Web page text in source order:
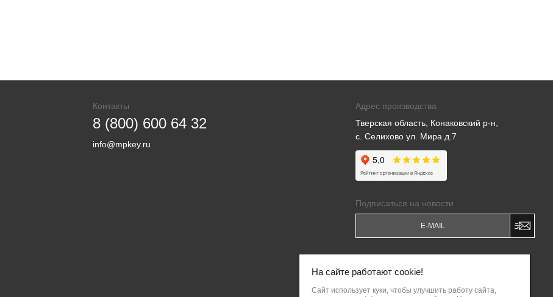
Контакты
8 (800) 600 64 32
info@mpkey.ru
Адрес производства
Тверская область, Конаковский р-н,
с. Селихово ул. Мира д.7
Подписаться на новости
персональных данных
Политикой обработки персональных
На сайте работают cookie!
Сайт использует куки, чтобы улучшить работу сайта,